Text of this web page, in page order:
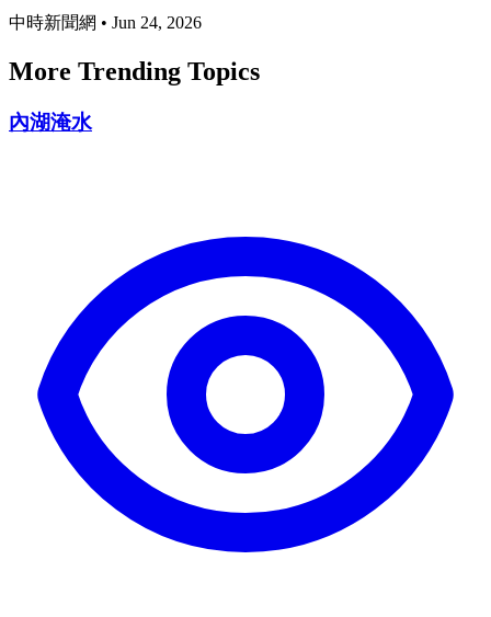
中時新聞網 • Jun 24, 2026
More Trending Topics
內湖淹水